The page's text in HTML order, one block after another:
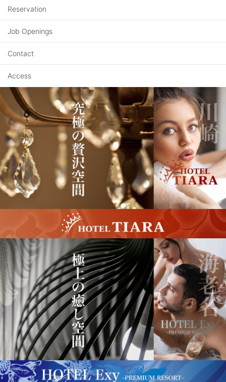
Reservation
Job Openings
Contact
Access